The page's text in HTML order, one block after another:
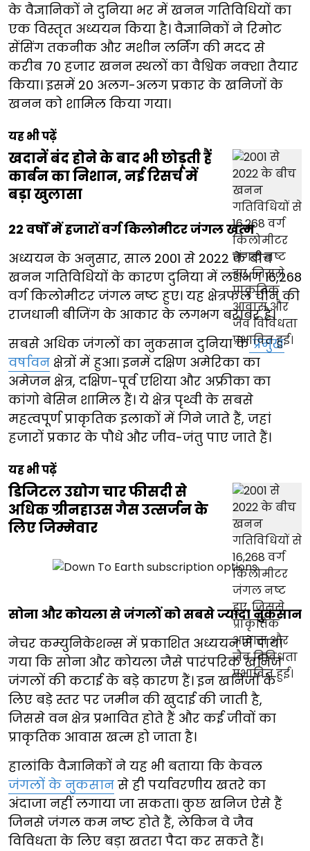
के वैज्ञानिकों ने दुनिया भर में खनन गतिविधियों का
एक विस्तृत अध्ययन किया है। वैज्ञानिकों ने रिमोट
सेंसिंग तकनीक और मशीन लर्निंग की मदद से
करीब 70 हजार खनन स्थलों का वैश्विक नक्शा तैयार
किया। इसमें 20 अलग-अलग प्रकार के खनिजों के
खनन को शामिल किया गया।
यह भी पढ़ें
खदानें बंद होने के बाद भी छोड़ती हैं
कार्बन का निशान, नई रिसर्च में
बड़ा खुलासा
22 वर्षों में हजारों वर्ग किलोमीटर जंगल खत्म
अध्ययन के अनुसार, साल 2001 से 2022 के बीच
खनन गतिविधियों के कारण दुनिया में लगभग 16,268
वर्ग किलोमीटर जंगल नष्ट हुए। यह क्षेत्रफल चीन की
राजधानी बीजिंग के आकार के लगभग बराबर है।
सबसे अधिक जंगलों का नुकसान दुनिया केप्रमुख
वर्षावन क्षेत्रों में हुआ। इनमें दक्षिण अमेरिका का
अमेजन क्षेत्र, दक्षिण-पूर्व एशिया और अफ्रीका का
कांगो बेसिन शामिल हैं। ये क्षेत्र पृथ्वी के सबसे
महत्वपूर्ण प्राकृतिक इलाकों में गिने जाते हैं, जहां
हजारों प्रकार के पौधे और जीव-जंतु पाए जाते हैं।
यह भी पढ़ें
डिजिटल उद्योग चार फीसदी से
अधिक ग्रीनहाउस गैस उत्सर्जन के
लिए जिम्मेवार
सोना और कोयला से जंगलों को सबसे ज्यादा नुकसान
नेचर कम्युनिकेशन्स में प्रकाशित अध्ययन में पाया
गया कि सोना और कोयला जैसे पारंपरिक खनिज
जंगलों की कटाई के बड़े कारण हैं। इन खनिजों के
लिए बड़े स्तर पर जमीन की खुदाई की जाती है,
जिससे वन क्षेत्र प्रभावित होते हैं और कई जीवों का
प्राकृतिक आवास खत्म हो जाता है।
हालांकि वैज्ञानिकों ने यह भी बताया कि केवल
जंगलों के नुकसान से ही पर्यावरणीय खतरे का
अंदाजा नहीं लगाया जा सकता। कुछ खनिज ऐसे हैं
जिनसे जंगल कम नष्ट होते हैं, लेकिन वे जैव
विविधता के लिए बड़ा खतरा पैदा कर सकते हैं।